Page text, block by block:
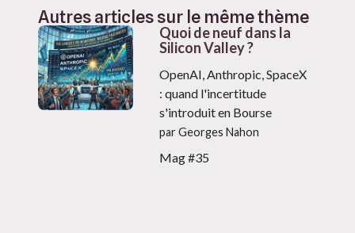
Autres articles sur le même thème
Quoi de neuf dans la
Silicon Valley ?
OpenAI, Anthropic, SpaceX
: quand l'incertitude
s'introduit en Bourse
par Georges Nahon
Mag #35